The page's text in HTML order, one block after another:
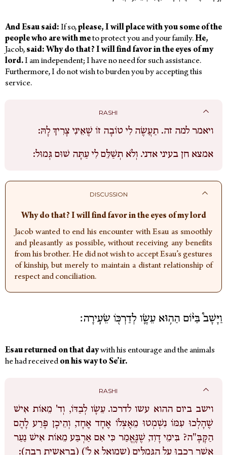
And Esau said: If so,please, I will place with you some of the
people who are with meto protect you and your family.He,
Jacob, said: Why do that? I will find favor in the eyes of my
lord.I am independent; I have no need for such assistance.
Furthermore, I do not wish to burden you by accepting this
service.
RASHI
ויאמר למה זה. תַעֲשֶׂה לִי טוֹבָה זוֹ שֶׁאֵינִי צָרִיךְ לָהּ:
אמצא חן בעיני אדני. וְלֹא תְשַׁלֵּם לִי עַתָּה שׁוּם גְּמוּל:
DISCUSSION
Why do that? I will find favor in the eyes of my lord
Jacob wanted to end his encounter with Esau as smoothly
and pleasantly as possible, without receiving any benefits
from his brother. He did not wish to accept Esau’s gestures
of kinship, but merely to maintain a distant relationship of
respect and conciliation.
וַיָּשָׁב֩ בַּיּ֨וֹם הַה֥וּא עֵשָׂ֛ו לְדַרְכּ֖וֹ שֵׂעִֽירָה׃
Esau returned on that daywith his entourage and the animals
he had received on his way to Se’ir.
RASHI
וישב ביום ההוא עשו לדרכו. עֵשָׂו לְבַדּוֹ, וְד' מֵאוֹת אִישׁ
שֶׁהָלְכוּ עִמּוֹ נִשְׁמְטוּ מֵאֶצְלוֹ אֶחָד אֶחָד, וְהֵיכָן פָּרַע לָהֶם
הַקָּבָּ"ה? בִּימֵי דָוִד, שֶׁנֶּאֱמַר כִּי אִם אַרְבַּע מֵאוֹת אִישׁ נַעַר
אֲשֶׁר רָכְבוּ עַל הַגְּמַלִּים (שמואל א ל') (בראשית רבה):